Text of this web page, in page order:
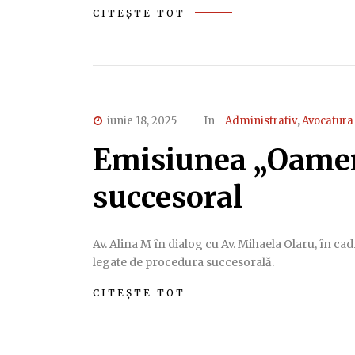
CITEȘTE TOT
iunie 18, 2025 In Administrativ,Avocatura
Emisiunea
succesoral
Av. Alina M în dialog cu Av. Mihaela Olaru, în
legate de procedura succesorală.
CITEȘTE TOT